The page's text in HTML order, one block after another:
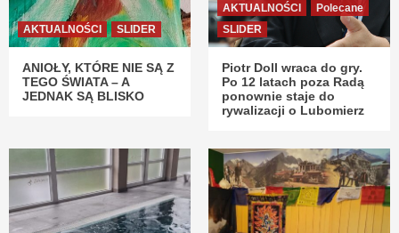
AKTUALNOŚCI SLIDER
ANIOŁY, KTÓRE NIE SĄ Z
TEGO ŚWIATA – A
JEDNAK SĄ BLISKO
AKTUALNOŚCI
Polecane
SLIDER
Piotr Doll wraca do gry.
Po 12 latach poza Radą
ponownie staje do
rywalizacji o Lubomierz